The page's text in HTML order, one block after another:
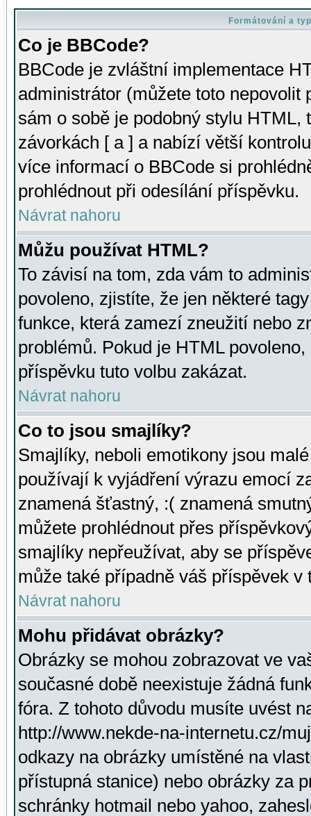
Formátování a
Co je BBCode?
BBCode je zvláštní implementace
administrátor (můžete toto
sám o sobě je podobný stylu HTML,
závorkách [ a ] a nabízí větší
více informací o BBCode si
prohlédnout při odesílání příspěvku.
Návrat nahoru
Můžu používat HTML?
To závisí na tom, zda vám to
povoleno, zjistíte, že jen některé
funkce, která zamezí zneužití nebo
problémů. Pokud je HTML
příspěvku tuto volbu zakázat.
Návrat nahoru
Co to jsou smajlíky?
Smajlíky, neboli emotikony jsou
používají k vyjádření výrazu emocí
znamená šťastný, :( znamená
můžete prohlédnout přes
smajlíky nepřeužívat, aby se
může také případně váš příspěvek v
Návrat nahoru
Mohu přidávat obrázky?
Obrázky se mohou zobrazovat ve
současné době neexistuje žádná
fóra. Z tohoto důvodu musíte uvést
http://www.nekde-na-internetu.cz/
odkazy na obrázky umístěné na
přístupná stanice) nebo obrázky za
schránky hotmail nebo yahoo,